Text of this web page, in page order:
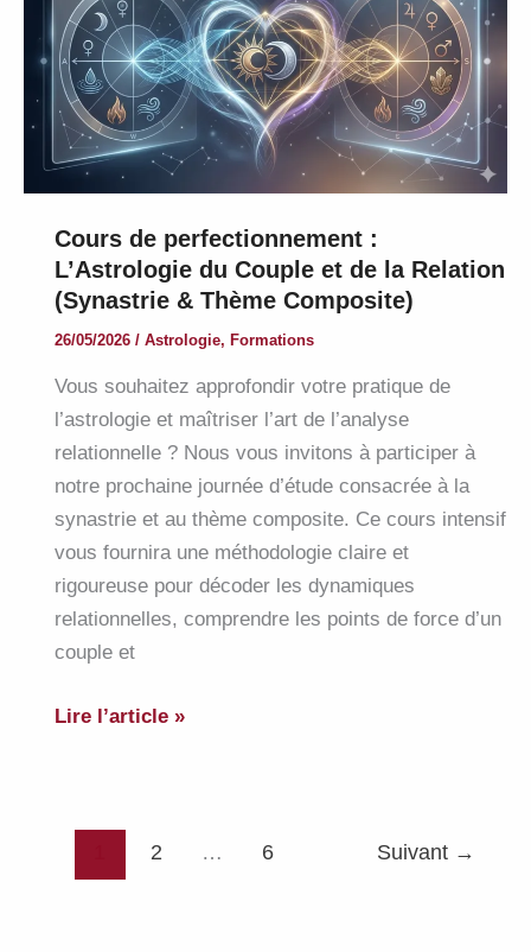
santé
Cours de perfectionnement :
L’Astrologie du Couple et de la Relation
(Synastrie & Thème Composite)
26/05/2026 / Astrologie, Formations
Vous souhaitez approfondir votre pratique de
l’astrologie et maîtriser l’art de l’analyse
relationnelle ? Nous vous invitons à participer à
notre prochaine journée d’étude consacrée à la
synastrie et au thème composite. Ce cours intensif
vous fournira une méthodologie claire et
rigoureuse pour décoder les dynamiques
relationnelles, comprendre les points de force d’un
couple et
Cours
L’Astrologie
du
Lire l’article »
2 … 6 Suivant →